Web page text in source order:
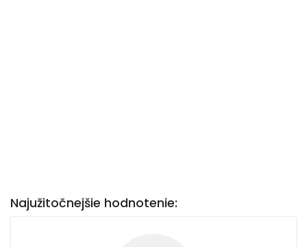
Najužitočnejšie hodnotenie: